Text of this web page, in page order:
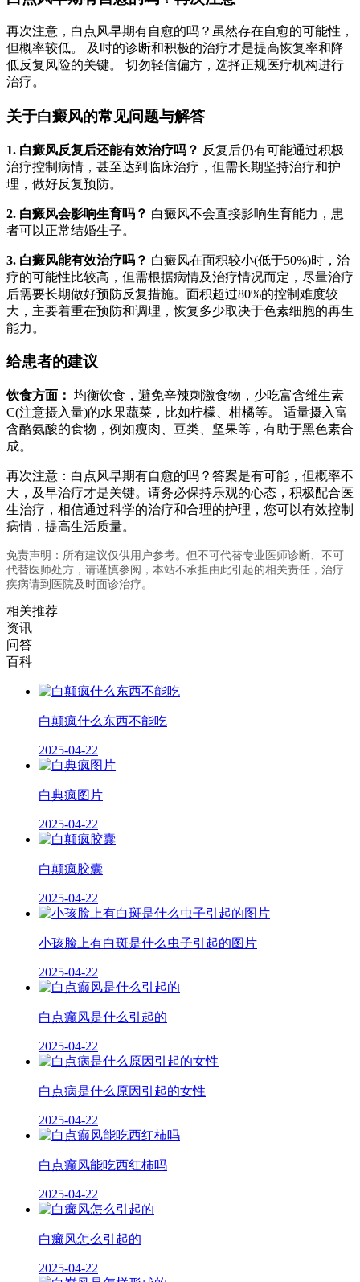
再次注意，白点风早期有自愈的吗？虽然存在自愈的可能性，
但概率较低。 及时的诊断和积极的治疗才是提高恢复率和降
低反复风险的关键。 切勿轻信偏方，选择正规医疗机构进行
治疗。
关于白癜风的常见问题与解答
1. 白癜风反复后还能有效治疗吗？ 反复后仍有可能通过积极
治疗控制病情，甚至达到临床治疗，但需长期坚持治疗和护
理，做好反复预防。
2. 白癜风会影响生育吗？ 白癜风不会直接影响生育能力，患
者可以正常结婚生子。
3. 白癜风能有效治疗吗？ 白癜风在面积较小(低于50%)时，治
疗的可能性比较高，但需根据病情及治疗情况而定，尽量治疗
后需要长期做好预防反复措施。面积超过80%的控制难度较
大，主要着重在预防和调理，恢复多少取决于色素细胞的再生
能力。
给患者的建议
饮食方面： 均衡饮食，避免辛辣刺激食物，少吃富含维生素
C(注意摄入量)的水果蔬菜，比如柠檬、柑橘等。 适量摄入富
含酪氨酸的食物，例如瘦肉、豆类、坚果等，有助于黑色素合
成。
再次注意：白点风早期有自愈的吗？答案是有可能，但概率不
大，及早治疗才是关键。请务必保持乐观的心态，积极配合医
生治疗，相信通过科学的治疗和合理的护理，您可以有效控制
病情，提高生活质量。
免责声明：所有建议仅供用户参考。但不可代替专业医师诊断、不可
代替医师处方，请谨慎参阅，本站不承担由此引起的相关责任，治疗
疾病请到医院及时面诊治疗。
相关推荐
资讯
问答
百科
白颠疯什么东西不能吃
2025-04-22
白典疯图片
2025-04-22
白颠疯胶囊
2025-04-22
小孩脸上有白斑是什么虫子引起的图片
2025-04-22
白点癫风是什么引起的
2025-04-22
白点病是什么原因引起的女性
2025-04-22
白点癫风能吃西红柿吗
2025-04-22
白癞风怎么引起的
2025-04-22